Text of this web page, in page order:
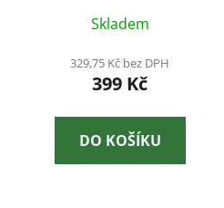
Skladem
329,75 Kč bez DPH
399 Kč
DO KOŠÍKU